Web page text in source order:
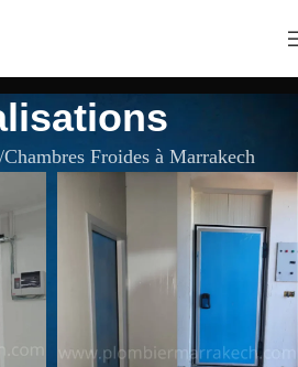
Chambres Froides à Marrakech